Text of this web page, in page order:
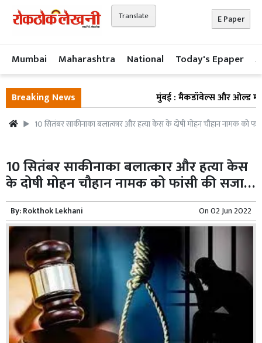
Translate E Paper
Mumbai Maharashtra National Today's Epaper
Breaking News मुंबई : मैकडॉवेल्स और ओल्ड मंक की
10 सितंबर साकीनाका बलात्कार और हत्या केस के दोषी मोहन चौहान नामक को
10 सितंबर साकीनाका बलात्कार और हत्या केस
के दोषी मोहन चौहान नामक को फांसी की सजा…
By:Rokthok Lekhani On02 Jun 2022